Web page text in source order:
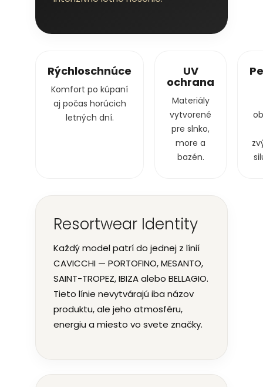
Rýchloschnúce
Komfort po kúpaní
aj počas horúcich
letných dní.
UV
ochrana
Materiály
vytvorené
pre slnko,
more a
bazén.
Resortwear Identity
Každý model patrí do jednej z línií
CAVICCHI — PORTOFINO, MESANTO,
SAINT-TROPEZ, IBIZA alebo BELLAGIO.
Tieto línie nevytvárajú iba názov
produktu, ale jeho atmosféru,
energiu a miesto vo svete značky.